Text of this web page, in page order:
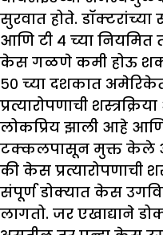
सुरवात होते.
आणि टी ४ च्या
केस गळणे कमी होऊ
५० च्या दशकात
प्रत्यारोपणाची
लोकप्रिय झाली आहे
टक्कलपासून मुक्त केले
की केस प्रत्यारोपणाची
संपूर्ण डोक्यात केस
लागतो. जर एखाद्याने